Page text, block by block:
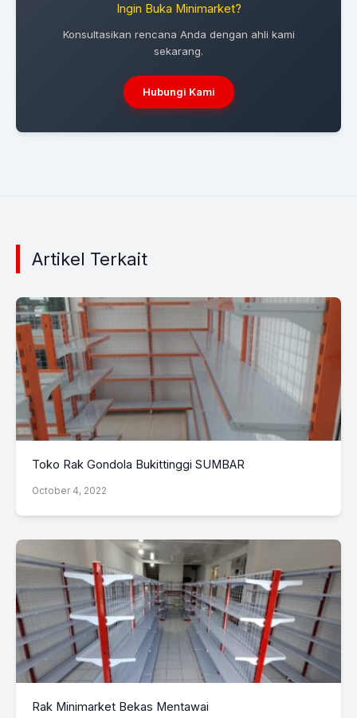
Ingin Buka Minimarket?
Konsultasikan rencana Anda dengan ahli kami
sekarang.
Hubungi Kami
Artikel Terkait
Toko Rak Gondola Bukittinggi SUMBAR
October 4, 2022
Rak Minimarket Bekas Mentawai